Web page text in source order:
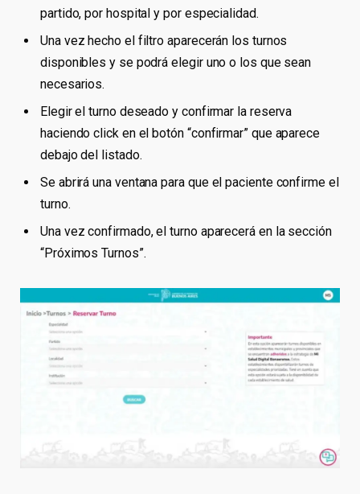
partido, por hospital y por especialidad.
Una vez hecho el filtro aparecerán los turnos
disponibles y se podrá elegir uno o los que sean
necesarios.
Elegir el turno deseado y confirmar la reserva
haciendo click en el botón “confirmar” que aparece
debajo del listado.
Se abrirá una ventana para que el paciente confirme el
turno.
Una vez confirmado, el turno aparecerá en la sección
“Próximos Turnos”.